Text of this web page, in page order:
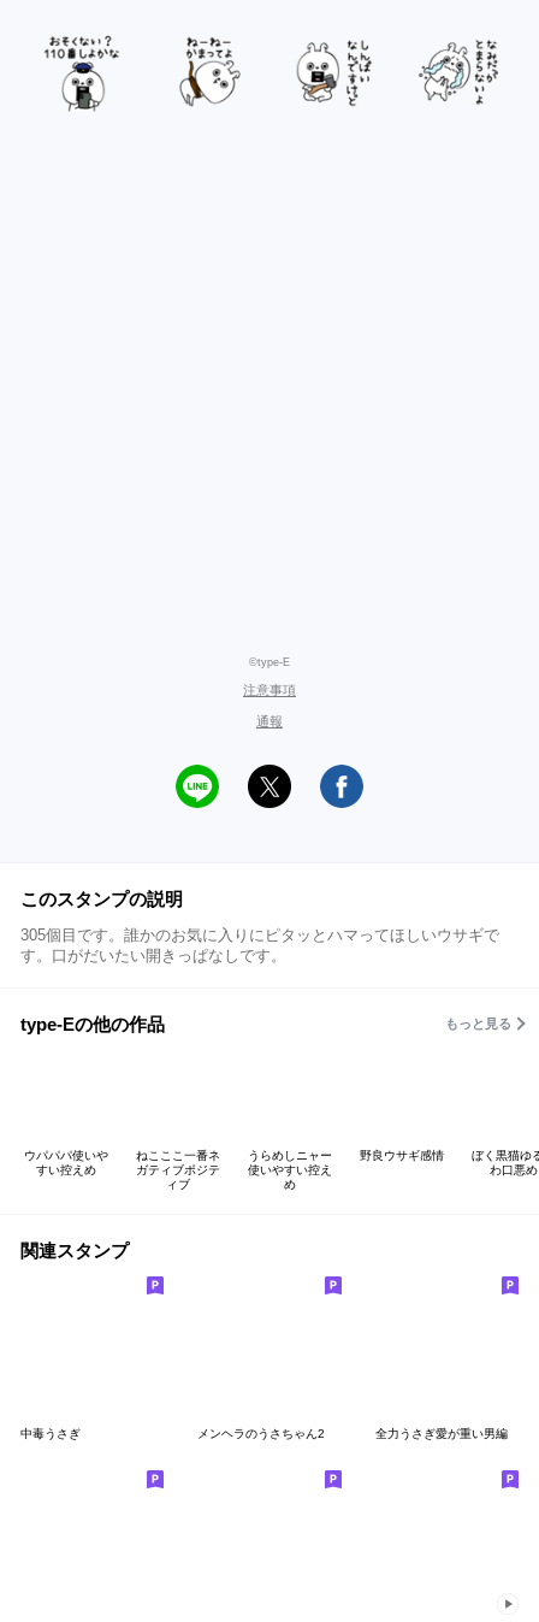
©type-E
注意事項
通報
このスタンプの説明
305個目です。誰かのお気に入りにピタッとハマってほしいウサギで
す。口がだいたい開きっぱなしです。
type-Eの他の作品 もっと見る
ウパパパ使いや
すい控えめ
ねこここ一番ネ
ガティブポジテ
ィブ
うらめしニャー
使いやすい控え
め
野良ウサギ感情
ぼく黒猫ゆ
わ口悪め
関連スタンプ
中毒うさぎ メンヘラのうさちゃん2 全力うさぎ愛が重い男編